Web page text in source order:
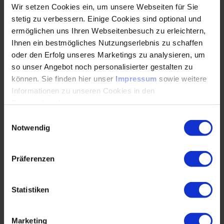
Wir setzen Cookies ein, um unsere Webseiten für Sie
stetig zu verbessern. Einige Cookies sind optional und
ermöglichen uns Ihren Webseitenbesuch zu erleichtern,
Ihnen ein bestmögliches Nutzungserlebnis zu schaffen
oder den Erfolg unseres Marketings zu analysieren, um
so unser Angebot noch personalisierter gestalten zu
können. Sie finden hier unser Impressum sowie weitere
Informationen zu unseren Cookies in den
Notwendig
Präferenzen
Statistiken
Marketing
Globale Wertanalyse-Harmonisierung: Ein gemeinsamer
Prozess für Amerika, China und Europa
Globale Harmonisierung der VAVE-Prozesse
zur Schaffung eines einheitlichen
Verständnisses von Wertanalyse über alle
Regionen
Definition von Vision, Mission und
Prozessrahmen im Rahmen eines dreitägigen
globalen Workshops
Einführung eines standardisierten, globalen
VAVE-Prozesses zur Steigerung von Effizienz
Stärkung der weltweiten Zusammenarbeit
durch gemeinsame KPIs und
Kommunikationsplattformen
Ausblick: Digitalisierung der VAVE-Plattform